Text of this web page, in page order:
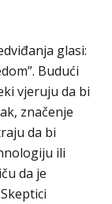
glasi:
Budući
vjeruju da bi
značenje
da bi
ili
da je